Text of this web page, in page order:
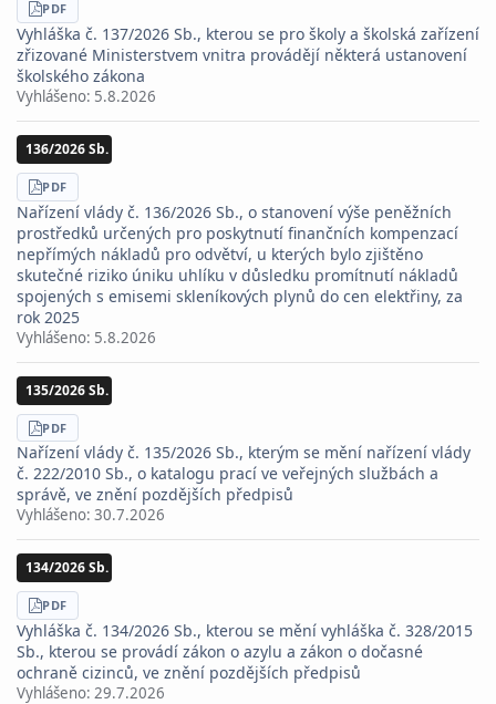
STÁHNOUT
PDF
Vyhláška č. 137/2026 Sb., kterou se pro školy a školská zařízení
zřizované Ministerstvem vnitra provádějí některá ustanovení
školského zákona
Vyhlášeno: 5.8.2026
136/2026 Sb.
STÁHNOUT
PDF
Nařízení vlády č. 136/2026 Sb., o stanovení výše peněžních
prostředků určených pro poskytnutí finančních kompenzací
nepřímých nákladů pro odvětví, u kterých bylo zjištěno
skutečné riziko úniku uhlíku v důsledku promítnutí nákladů
spojených s emisemi skleníkových plynů do cen elektřiny, za
rok 2025
Vyhlášeno: 5.8.2026
135/2026 Sb.
STÁHNOUT
PDF
Nařízení vlády č. 135/2026 Sb., kterým se mění nařízení vlády
č. 222/2010 Sb., o katalogu prací ve veřejných službách a
správě, ve znění pozdějších předpisů
Vyhlášeno: 30.7.2026
134/2026 Sb.
STÁHNOUT
PDF
Vyhláška č. 134/2026 Sb., kterou se mění vyhláška č. 328/2015
Sb., kterou se provádí zákon o azylu a zákon o dočasné
ochraně cizinců, ve znění pozdějších předpisů
Vyhlášeno: 29.7.2026